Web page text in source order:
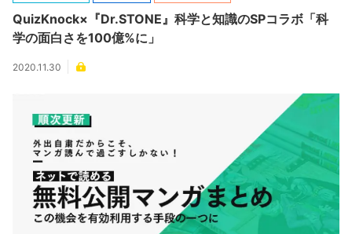
QuizKnock×『Dr.STONE』科学と知識のSPコラボ「科
学の面白さを100億%に」
2020.11.30